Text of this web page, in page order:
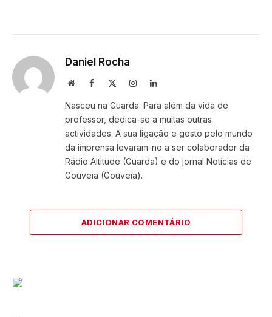
Daniel Rocha
WebsiteFacebook InstagramLinkedIn
Nasceu na Guarda. Para além da vida de
professor, dedica-se a muitas outras
actividades. A sua ligação e gosto pelo mundo
da imprensa levaram-no a ser colaborador da
Rádio Altitude (Guarda) e do jornal Notícias de
Gouveia (Gouveia).
ADICIONAR COMENTÁRIO